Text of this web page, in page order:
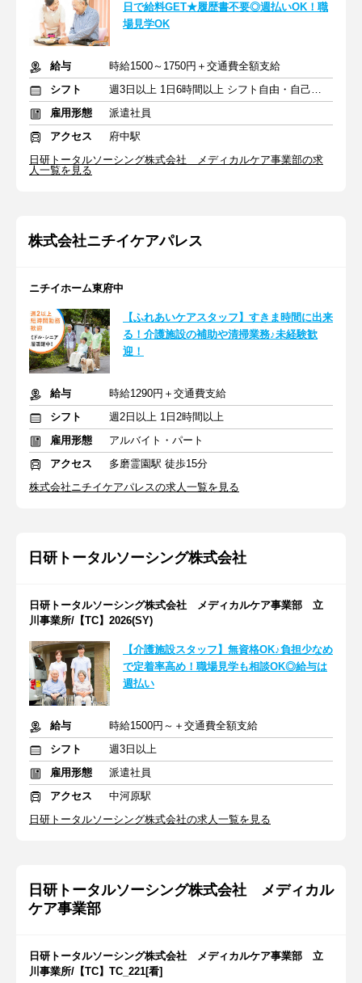
日で給料GET★履歴書不要◎週払いOK！職
場見学OK
給与
時給1500～1750円＋交通費全額支給
シフト
週3日以上 1日6時間以上 シフト自由・自己申告
雇用形態
派遣社員
アクセス
府中駅
日研トータルソーシング株式会社 メディカルケア事業部の求
人一覧を見る
株式会社ニチイケアパレス
ニチイホーム東府中
【ふれあいケアスタッフ】すきま時間に出来
る！介護施設の補助や清掃業務♪未経験歓
迎！
給与
時給1290円＋交通費支給
シフト
週2日以上 1日2時間以上
雇用形態
アルバイト・パート
アクセス
多磨霊園駅 徒歩15分
株式会社ニチイケアパレスの求人一覧を見る
日研トータルソーシング株式会社
日研トータルソーシング株式会社 メディカルケア事業部 立
川事業所/【TC】2026(SY)
【介護施設スタッフ】無資格OK♪負担少なめ
で定着率高め！職場見学も相談OK◎給与は
週払い
給与
時給1500円～＋交通費全額支給
シフト
週3日以上
雇用形態
派遣社員
アクセス
中河原駅
日研トータルソーシング株式会社の求人一覧を見る
日研トータルソーシング株式会社 メディカル
ケア事業部
日研トータルソーシング株式会社 メディカルケア事業部 立
川事業所/【TC】TC_221[看]